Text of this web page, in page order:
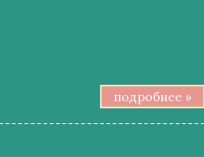
подробнее »